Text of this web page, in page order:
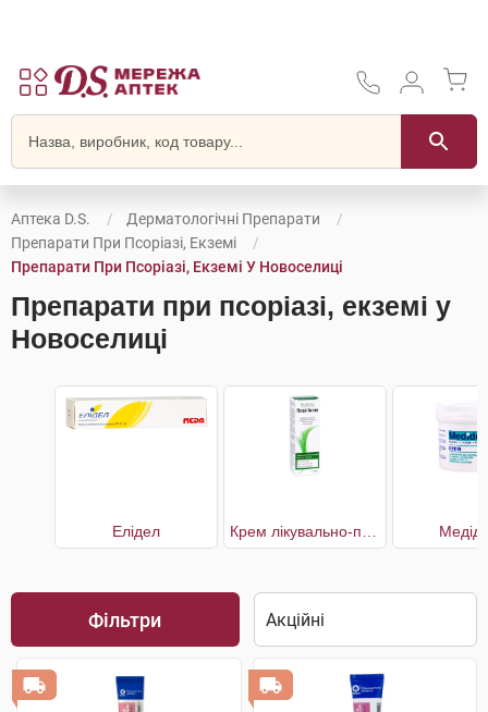
Аптека D.S.
Дерматологічні Препарати
Препарати При Псоріазі, Екземі
Препарати При Псоріазі, Екземі У Новоселиці
Препарати при псоріазі, екземі у
Новоселиці
Елідел
Фільтри